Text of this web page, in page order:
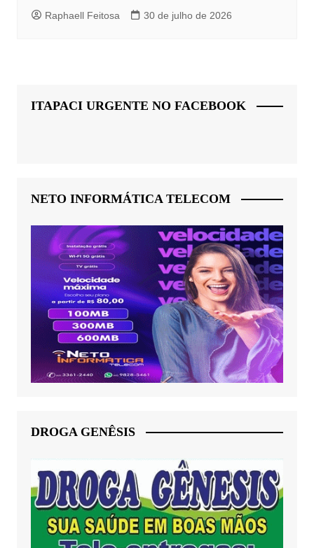
Raphaell Feitosa 30 de julho de 2026
ITAPACI URGENTE NO FACEBOOK
NETO INFORMÁTICA TELECOM
DROGA GENÊSIS